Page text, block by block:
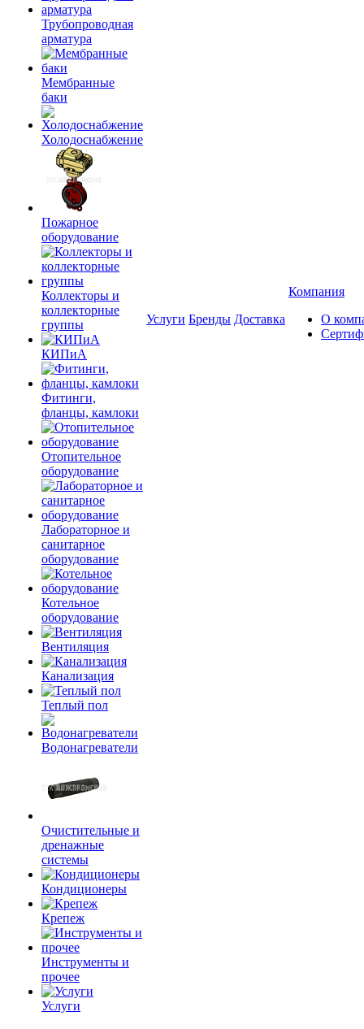
Трубопроводная
арматура
Мембранные
баки
Холодоснабжение
Пожарное
оборудование
Коллекторы и
коллекторные
группы
КИПиА
Фитинги,
фланцы, камлоки
Отопительное
оборудование
Лабораторное и
санитарное
оборудование
Котельное
оборудование
Вентиляция
Канализация
Теплый пол
Водонагреватели
Очистительные и
дренажные
системы
Кондиционеры
Крепеж
Инструменты и
прочее
Услуги
Услуги Бренды Доставка
Компания
О